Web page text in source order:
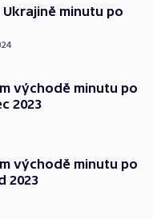
minutu po
východě minutu po
2023
východě minutu po
2023